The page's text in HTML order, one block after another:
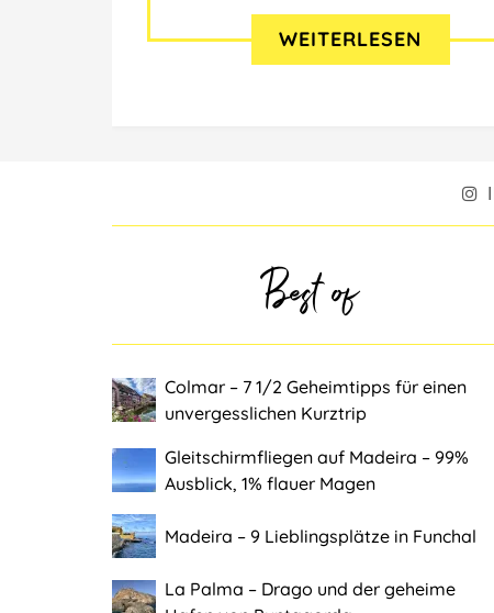
WEITERLESEN
Best of
Colmar ‒ 7 1/2 Geheimtipps für einen
unvergesslichen Kurztrip
Gleitschirmfliegen auf Madeira ‒ 99%
Ausblick, 1% flauer Magen
Madeira ‒ 9 Lieblingsplätze in Funchal
La Palma ‒ Drago und der geheime